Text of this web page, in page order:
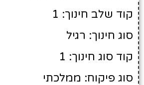
קוד שלב חינוך: 1
סוג חינוך: רגיל
קוד סוג חינוך: 1
סוג פיקוח: ממלכתי